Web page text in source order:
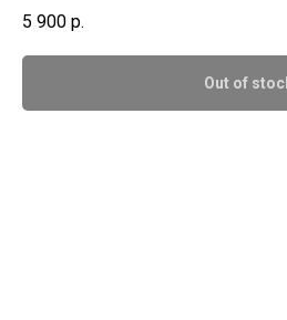
5 900 р.
Out of